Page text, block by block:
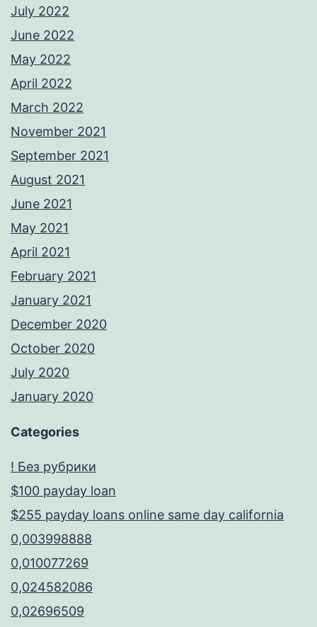
July 2022
June 2022
May 2022
April 2022
March 2022
November 2021
September 2021
August 2021
June 2021
May 2021
April 2021
February 2021
January 2021
December 2020
October 2020
July 2020
January 2020
Categories
! Без рубрики
$100 payday loan
$255 payday loans online same day california
0,003998888
0,010077269
0,024582086
0,02696509